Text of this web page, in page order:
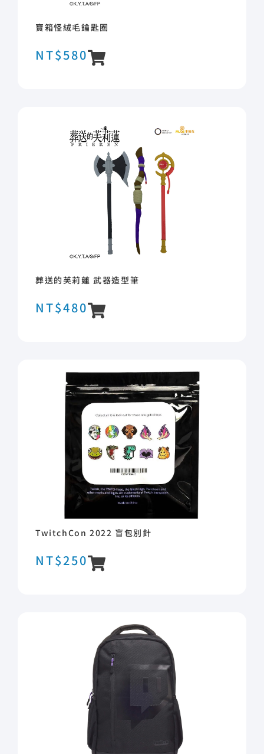
寶箱怪絨毛鑰匙圈
NT$580
葬送的芙莉蓮 武器造型筆
NT$480
TwitchCon 2022 盲包別針
NT$250